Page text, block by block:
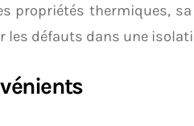
propriétés thermiques,
les défauts dans une